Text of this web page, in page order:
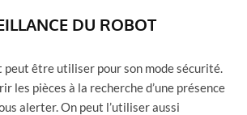
DU ROBOT
peut être utiliser pour son mode sécurité.
les pièces à la recherche d’une présence
alerter. On peut l’utiliser aussi